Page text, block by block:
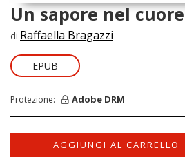
Un sapore nel cuore
di Raffaella Bragazzi
EPUB
Protezione: Adobe DRM
AGGIUNGI AL CARRELLO